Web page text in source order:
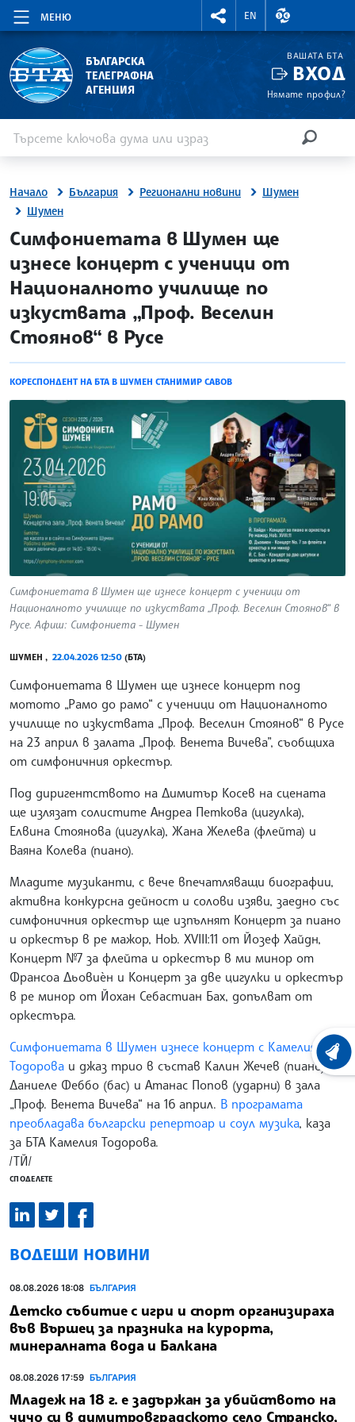
МЕНЮ
RIGHTMENU.SOCIAL
EN
ВАЛУТНИ
БЪЛГАРСКА
ТЕЛЕГРАФНА
АГЕНЦИЯ
ВАШАТА БТА
ВХОД
Нямате профил?
Начало България Регионални новини
Шумен
Шумен
site.bta
Симфониетата в Шумен ще
изнесе концерт с ученици от
Националното училище по
изкуствата „Проф. Веселин
Стоянов“ в Русе
КОРЕСПОНДЕНТ НА БТА В ШУМЕН СТАНИМИР САВОВ
Симфониетата в Шумен ще изнесе концерт с ученици от
Националното училище по изкуствата „Проф. Веселин Стоянов“ в
Русе. Афиш: Симфониета - Шумен
ШУМЕН , 22.04.2026 12:50 (БТА)
Симфониетата в Шумен ще изнесе концерт под
мотото „Рамо до рамо“ с ученици от Националното
училище по изкуствата „Проф. Веселин Стоянов“ в Русе
на 23 април в залата „Проф. Венета Вичева”, съобщиха
от симфоничния оркестър.
Под диригентството на Димитър Косев на сцената
ще излязат солистите Андреа Петкова (цигулка),
Елвина Стоянова (цигулка), Жана Желева (флейта) и
Ваяна Колева (пиано).
Младите музиканти, с вече впечатляващи биографии,
активна конкурсна дейност и солови изяви, заедно със
симфоничния оркестър ще изпълнят Концерт за пиано
и оркестър в ре мажор, Hob. XVIII:11 от Йозеф Хайдн,
Концерт №7 за флейта и оркестър в ми минор от
Франсоа Дьовиѐн и Концерт за две цигулки и оркестър
в ре минор от Йохан Себастиан Бах, допълват от
оркестъра.
Симфониетата в Шумен изнесе концерт с Камелия
Тодорова и джаз трио в състав Калин Жечев (пиано),
Даниеле Феббо (бас) и Атанас Попов (ударни) в зала
„Проф. Венета Вичева“ на 16 април. В програмата
преобладава български репертоар и соул музика, каза
за БТА Камелия Тодорова.
/ТЙ/
СПОДЕЛЕТЕ
ВОДЕЩИ НОВИНИ
08.08.2026 18:08 БЪЛГАРИЯ
Детско събитие с игри и спорт организираха
във Вършец за празника на курорта,
минералната вода и Балкана
08.08.2026 17:59 БЪЛГАРИЯ
Младеж на 18 г. е задържан за убийството на
чичо си в димитровградското село Странско,